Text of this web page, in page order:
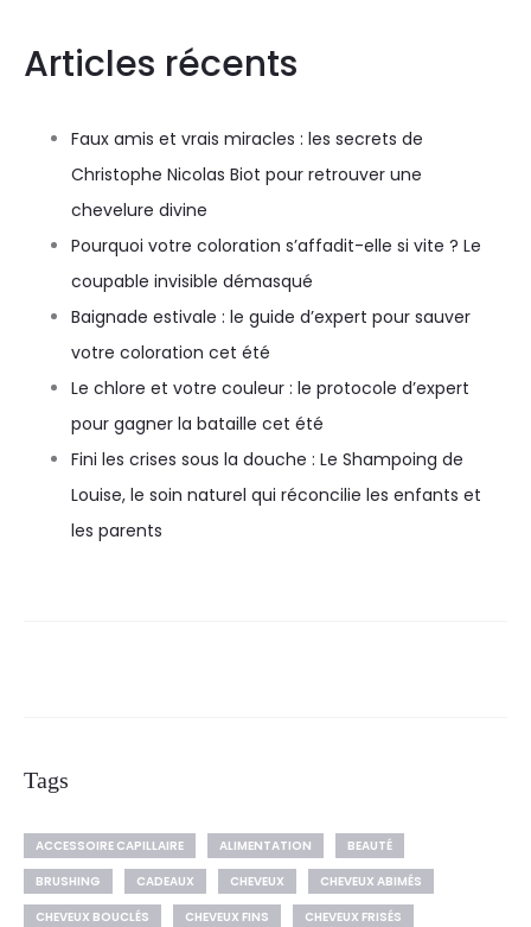
Articles récents
Faux amis et vrais miracles : les secrets de
Christophe Nicolas Biot pour retrouver une
chevelure divine
Pourquoi votre coloration s’affadit-elle si vite ? Le
coupable invisible démasqué
Baignade estivale : le guide d’expert pour sauver
votre coloration cet été
Le chlore et votre couleur : le protocole d’expert
pour gagner la bataille cet été
Fini les crises sous la douche : Le Shampoing de
Louise, le soin naturel qui réconcilie les enfants et
les parents
Tags
ACCESSOIRE CAPILLAIRE ALIMENTATION
BEAUTÉ
BRUSHING
CADEAUX CHEVEUX
CHEVEUX ABIMÉS
CHEVEUX BOUCLÉS
CHEVEUX FINS
CHEVEUX FRISÉS